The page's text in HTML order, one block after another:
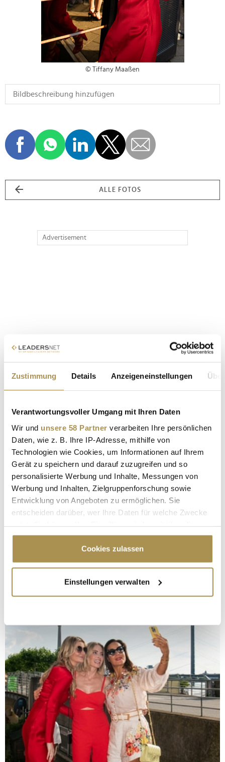
Zustimmung Details Anzeigeneinstellungen
Verantwortungsvoller Umgang mit Ihren Daten
Wir und unsere 58 Partner verarbeiten Ihre persönlichen
Daten, wie z. B. Ihre IP-Adresse, mithilfe von
Technologien wie Cookies, um Informationen auf Ihrem
Gerät zu speichern und darauf zuzugreifen und so
personalisierte Werbung und Inhalte, Messungen von
Werbung und Inhalten, Zielgruppenforschung sowie
Entwicklung von Angeboten zu ermöglichen. Sie
entscheiden darüber, wer Ihre Daten für welche Zwecke
Cookie-Erklärung oder durch Klicken auf das Privacy
Trigger Symbol ändern oder widerrufen
Informationen über Ihre geografische Lage
erfassen, welche bis auf einige Meter genau sein
bestimmten Merkmalen (Fingerprinting) identifizieren
Erfahren Sie mehr darüber, wie Ihre persönlichen Daten
verarbeitet werden, und legen Sie Ihre Präferenzen im
Abschnitt Einzelheitenfest.
Wir verwenden Cookies, um Inhalte und Anzeigen zu
personalisieren, Funktionen für soziale Medien anbieten
zu können und die Zugriffe auf unsere Website zu
analysieren. Außerdem geben wir Informationen zu Ihrer
Verwendung unserer Website an unsere Partner für
soziale Medien, Werbung und Analysen weiter. Unsere
Cookies zulassen
Einstellungen verwalten
© Tiffany Maaßen
ALLE FOTOS
Advertisement